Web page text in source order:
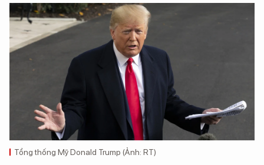
Tổng thống Mỹ Donald Trump (Ảnh: RT)